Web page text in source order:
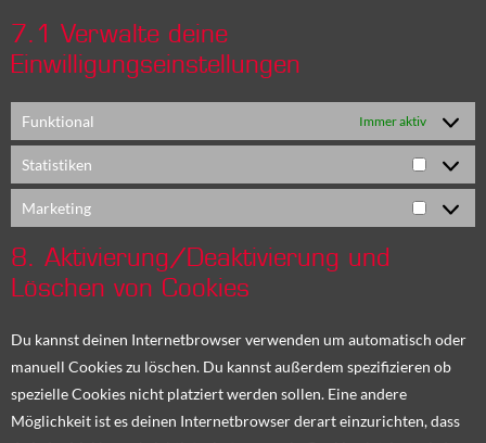
7.1 Verwalte deine
Einwilligungseinstellungen
Funktional Immer aktiv
Statistiken
Marketing
8. Aktivierung/Deaktivierung und
Löschen von Cookies
Du kannst deinen Internetbrowser verwenden um automatisch oder
manuell Cookies zu löschen. Du kannst außerdem spezifizieren ob
spezielle Cookies nicht platziert werden sollen. Eine andere
Möglichkeit ist es deinen Internetbrowser derart einzurichten, dass